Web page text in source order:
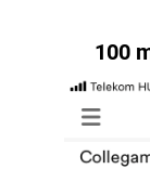
100